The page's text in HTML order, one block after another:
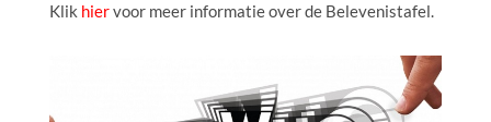
Klik hiervoor meer informatie over de Belevenistafel.